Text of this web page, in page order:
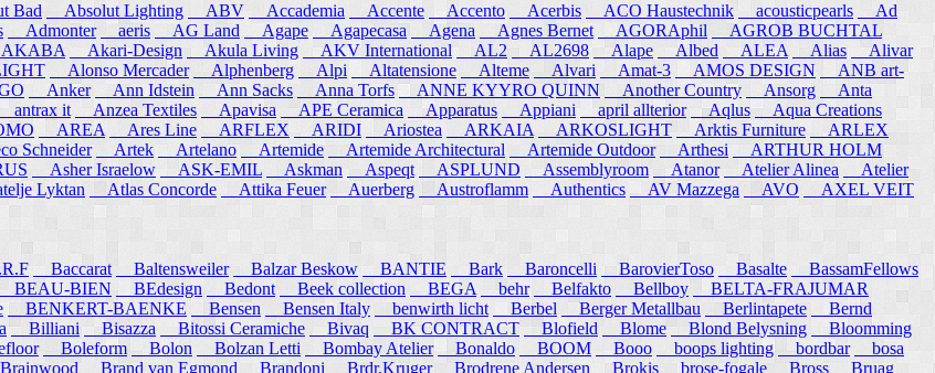
Bad Absolut Lighting ABV Accademia Accente Accento Acerbis ACO Haustechnik acousticpearls
Ad
Admonter aeris AG Land Agape Agapecasa Agena Agnes Bernet AGORAphil
AGROB BUCHTAL
Akari-Design Akula Living AKV International AL2 AL2698 Alape Albed ALEA Alias
Alivar
Alonso Mercader Alphenberg Alpi Altatensione Alteme Alvari Amat-3 AMOS DESIGN
ANB art-
Anker Ann Idstein Ann Sacks Anna Torfs ANNE KYYRO QUINN Another Country Ansorg
Anta
antrax it Anzea Textiles Apavisa APE Ceramica Apparatus Appiani april allterior Aqlus Aqua Creations
AREA Ares Line ARFLEX ARIDI Ariostea ARKAIA ARKOSLIGHT Arktis Furniture
ARLEX
Schneider Artek Artelano Artemide Artemide Architectural Artemide Outdoor Arthesi
ARTHUR HOLM
Asher Israelow ASK-EMIL Askman Aspeqt ASPLUND Assemblyroom Atanor Atelier Alinea
Atelier
Lyktan Atlas Concorde Attika Feuer Auerberg Austroflamm Authentics AV Mazzega AVO
AXEL VEIT
Baccarat Baltensweiler Balzar Beskow BANTIE Bark Baroncelli BarovierToso Basalte
BassamFellows
BEAU-BIEN BEdesign Bedont Beek collection BEGA behr Belfakto Bellboy
BELTA-FRAJUMAR
BENKERT-BAENKE Bensen Bensen Italy benwirth licht Berbel Berger Metallbau Berlintapete
Bernd
Billiani Bisazza Bitossi Ceramiche Bivaq BK CONTRACT Blofield Blome Blond Belysning
Bloomming
Boleform Bolon Bolzan Letti Bombay Atelier Bonaldo BOOM Booo boops lighting bordbar
bosa
Brand van Egmond Brandoni Brdr.Kruger Brodrene Andersen Brokis brose-fogale Bross Bruag